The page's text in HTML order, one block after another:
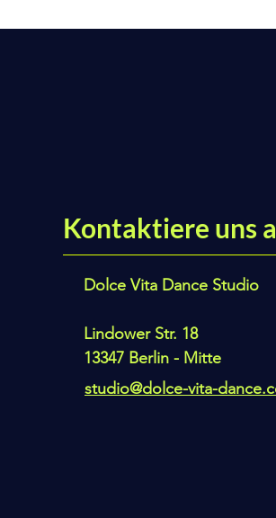
Kontaktiere uns
Dolce Vita Dance Studio
Lindower Str. 18
13347 Berlin - Mitte
studio@dolce-vita-